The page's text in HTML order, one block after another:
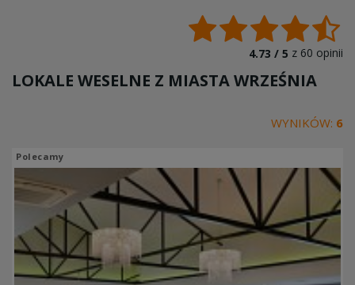
4.73 / 5 z 60 opinii
LOKALE WESELNE Z MIASTAWRZEŚNIA
WYNIKÓW: 6
Polecamy